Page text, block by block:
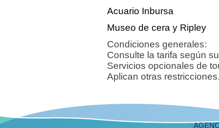
Acuario Inbursa
Museo de cera y Ripley
Condiciones generales:
Consulte la tarifa según
Servicios opcionales de
Aplican otras